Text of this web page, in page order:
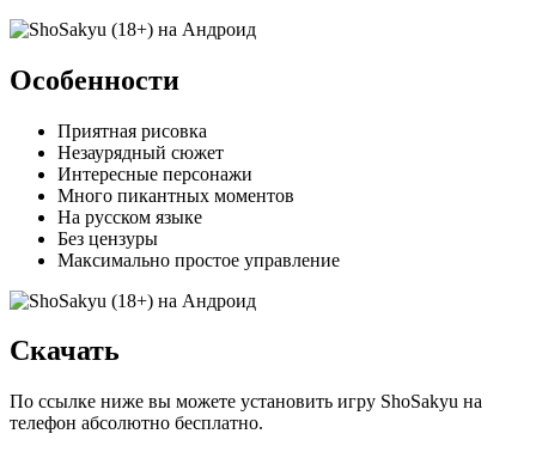
Особенности
Приятная рисовка
Незаурядный сюжет
Интересные персонажи
Много пикантных моментов
На русском языке
Без цензуры
Максимально простое управление
Скачать
По ссылке ниже вы можете установить игру ShoSakyu на
телефон абсолютно бесплатно.